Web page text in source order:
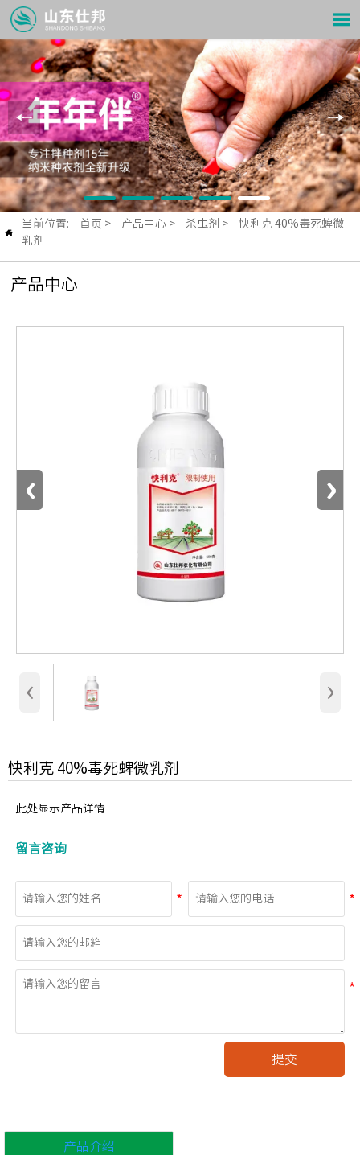


当前位置: 首页 > 产品中心 > 杀虫剂 >
快利克 40%毒死蜱微
乳剂
产品中心
‹ ›
‹ ›
快利克 40%毒死蜱微乳剂
此处显示产品详情
留言咨询
提交
产品介绍